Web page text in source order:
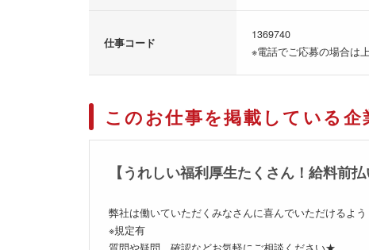
仕事コード
1369740
※電話でご応募の場合は
このお仕事を掲載している企
【うれしい福利厚生たくさん！給料前
弊社は働いていただくみなさんに喜んでいただけるよ
※規定有